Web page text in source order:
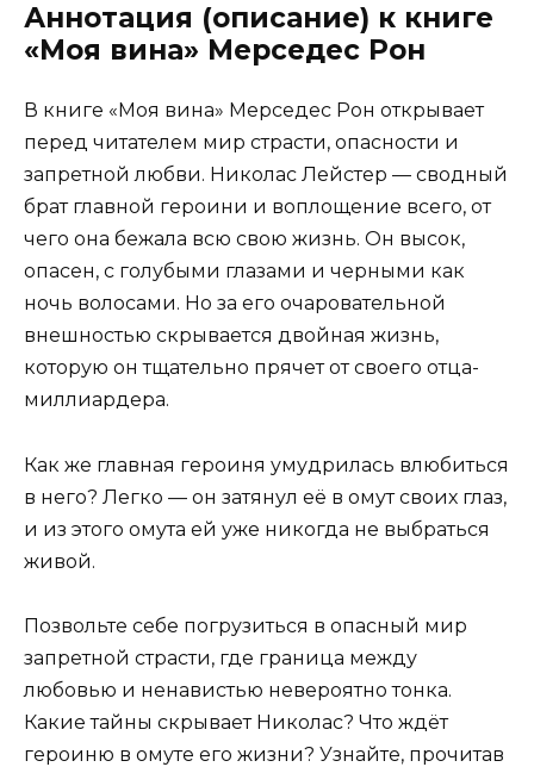
Аннотация (описание) к книге
«Моя вина» Мерседес Рон
В книге «Моя вина» Мерседес Рон открывает
перед читателем мир страсти, опасности и
запретной любви. Николас Лейстер — сводный
брат главной героини и воплощение всего, от
чего она бежала всю свою жизнь. Он высок,
опасен, с голубыми глазами и черными как
ночь волосами. Но за его очаровательной
внешностью скрывается двойная жизнь,
которую он тщательно прячет от своего отца-
миллиардера.
Как же главная героиня умудрилась влюбиться
в него? Легко — он затянул её в омут своих глаз,
и из этого омута ей уже никогда не выбраться
живой.
Позвольте себе погрузиться в опасный мир
запретной страсти, где граница между
любовью и ненавистью невероятно тонка.
Какие тайны скрывает Николас? Что ждёт
героиню в омуте его жизни? Узнайте, прочитав